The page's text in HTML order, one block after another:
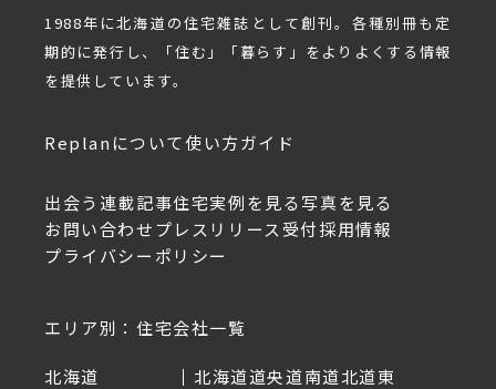
1988年に北海道の住宅雑誌として創刊。各種別冊も定
期的に発行し、「住む」「暮らす」をよりよくする情報
を提供しています。
Replanについて使い方ガイド
出会う 連載記事住宅実例を見る写真を見る
お問い合わせ プレスリリース受付採用情報
プライバシーポリシー
エリア別：住宅会社一覧
北海道 北海道道央道南道北道東